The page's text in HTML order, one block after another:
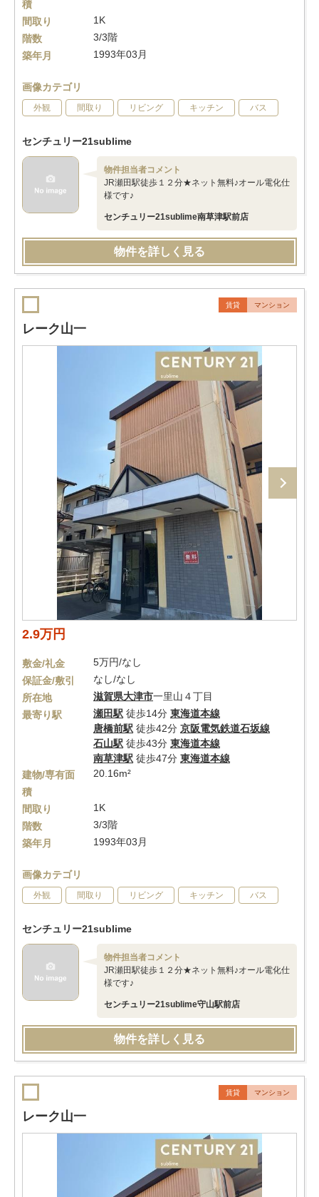
積
間取り
1K
階数
3/3階
築年月
1993年03月
画像カテゴリ
外観 間取り リビング キッチン バス
センチュリー21sublime
物件担当者コメント
JR瀬田駅徒歩１２分★ネット無料♪オール電化仕
様です♪
センチュリー21sublime南草津駅前店
物件を詳しく見る
賃貸 マンション
レーク山一
2.9万円
敷金/礼金
5万円/なし
保証金/敷引
なし/なし
所在地
滋賀県大津市一里山４丁目
最寄り駅
瀬田駅 徒歩14分 東海道本線
唐橋前駅 徒歩42分 京阪電気鉄道石坂線
石山駅 徒歩43分 東海道本線
南草津駅 徒歩47分 東海道本線
建物/専有面
積
20.16m²
間取り
1K
階数
3/3階
築年月
1993年03月
画像カテゴリ
外観 間取り リビング キッチン バス
センチュリー21sublime
物件担当者コメント
JR瀬田駅徒歩１２分★ネット無料♪オール電化仕
様です♪
センチュリー21sublime守山駅前店
物件を詳しく見る
賃貸 マンション
レーク山一